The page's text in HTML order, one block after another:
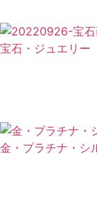
宝石・ジュエリー
金・プラチナ・シ